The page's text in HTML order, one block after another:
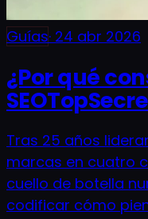
Guías· 24 abr 2026
¿Por qué
Tras 25 años
marcas en cuatro
cuello de botella
codificar cómo